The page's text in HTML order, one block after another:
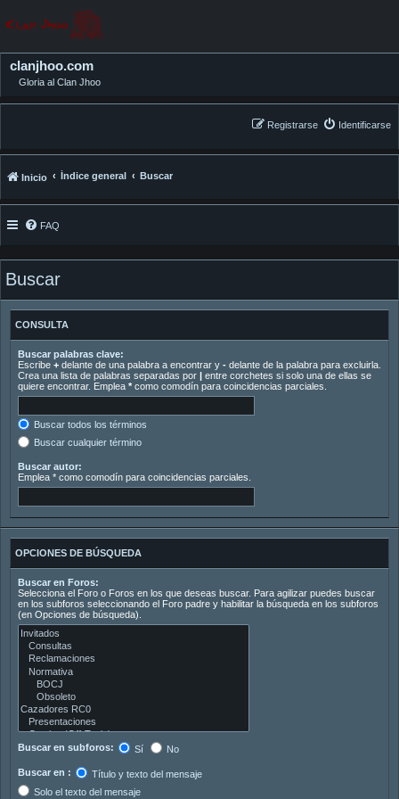
clanjhoo.com
Gloria al Clan Jhoo
Identificarse
Registrarse
Inicio Índice general Buscar
FAQ
Buscar
CONSULTA
Buscar palabras clave:
Escribe + delante de una palabra a encontrar y - delante de la palabra para excluirla.
Crea una lista de palabras separadas por | entre corchetes si solo una de ellas se
quiere encontrar. Emplea * como comodín para coincidencias parciales.
Buscar todos los términos
Buscar cualquier término
Buscar autor:
Emplea * como comodín para coincidencias parciales.
OPCIONES DE BÚSQUEDA
Buscar en Foros:
Selecciona el Foro o Foros en los que deseas buscar. Para agilizar puedes buscar
en los subforos seleccionando el Foro padre y habilitar la búsqueda en los subforos
(en Opciones de búsqueda).
Buscar en subforos: Sí No
Buscar en :
Título y texto del mensaje
Solo el texto del mensaje